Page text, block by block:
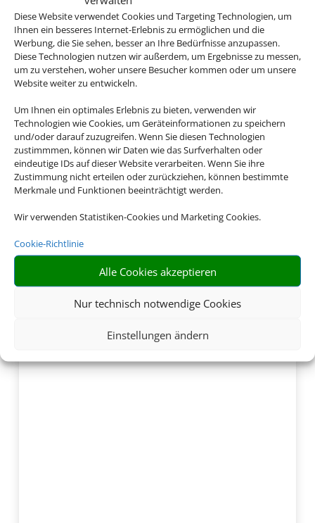
Diese Website verwendet Cookies und Targeting Technologien, um
Ihnen ein besseres Internet-Erlebnis zu ermöglichen und die
Werbung, die Sie sehen, besser an Ihre Bedürfnisse anzupassen.
Diese Technologien nutzen wir außerdem, um Ergebnisse zu messen,
um zu verstehen, woher unsere Besucher kommen oder um unsere
Website weiter zu entwickeln.
Um Ihnen ein optimales Erlebnis zu bieten, verwenden wir
Technologien wie Cookies, um Geräteinformationen zu speichern
und/oder darauf zuzugreifen. Wenn Sie diesen Technologien
zustimmmen, können wir Daten wie das Surfverhalten oder
eindeutige IDs auf dieser Website verarbeiten. Wenn Sie ihre
Zustimmung nicht erteilen oder zurückziehen, können bestimmte
Merkmale und Funktionen beeinträchtigt werden.
Wir verwenden Statistiken-Cookies und Marketing Cookies.
Cookie-Richtlinie
Alle Cookies akzeptieren
Nur technisch notwendige Cookies
Einstellungen ändern
ab 770 € (p.P.)
Buchen Sie jetzt Ihren
Urlaub in Dubai